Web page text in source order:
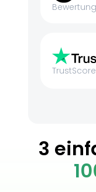
Bewertung
TrustScore
3